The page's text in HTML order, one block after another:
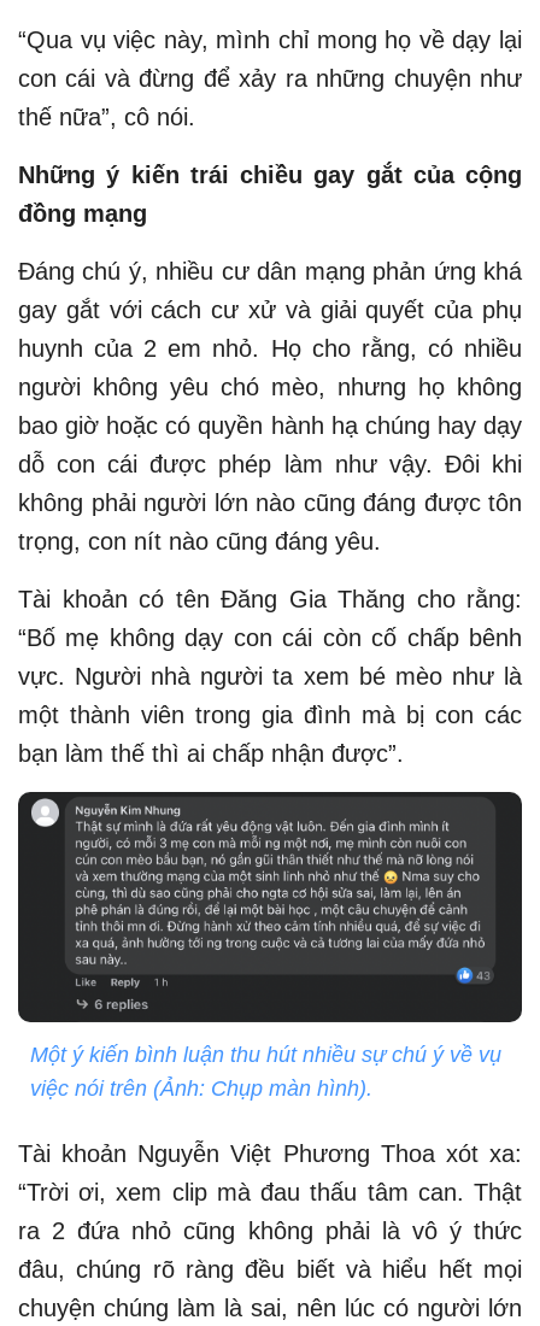
“Qua vụ việc này, mình chỉ mong họ về dạy lại
con cái và đừng để xảy ra những chuyện như
thế nữa”, cô nói.
Những ý kiến trái chiều gay gắt của cộng
đồng mạng
Đáng chú ý, nhiều cư dân mạng phản ứng khá
gay gắt với cách cư xử và giải quyết của phụ
huynh của 2 em nhỏ. Họ cho rằng, có nhiều
người không yêu chó mèo, nhưng họ không
bao giờ hoặc có quyền hành hạ chúng hay dạy
dỗ con cái được phép làm như vậy. Đôi khi
không phải người lớn nào cũng đáng được tôn
trọng, con nít nào cũng đáng yêu.
Tài khoản có tên Đăng Gia Thăng cho rằng:
“Bố mẹ không dạy con cái còn cố chấp bênh
vực. Người nhà người ta xem bé mèo như là
một thành viên trong gia đình mà bị con các
bạn làm thế thì ai chấp nhận được”.
Một ý kiến bình luận thu hút nhiều sự chú ý về vụ
việc nói trên (Ảnh: Chụp màn hình).
Tài khoản Nguyễn Việt Phương Thoa xót xa:
“Trời ơi, xem clip mà đau thấu tâm can. Thật
ra 2 đứa nhỏ cũng không phải là vô ý thức
đâu, chúng rõ ràng đều biết và hiểu hết mọi
chuyện chúng làm là sai, nên lúc có người lớn